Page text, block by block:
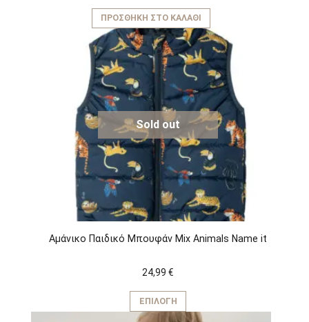
ΠΡΟΣΘΉΚΗ ΣΤΟ ΚΑΛΆΘΙ
Sold out
Αμάνικο Παιδικό Μπουφάν Mix Animals Name it
24,99 €
ΕΠΙΛΟΓΉ
Αυτό
προϊόν